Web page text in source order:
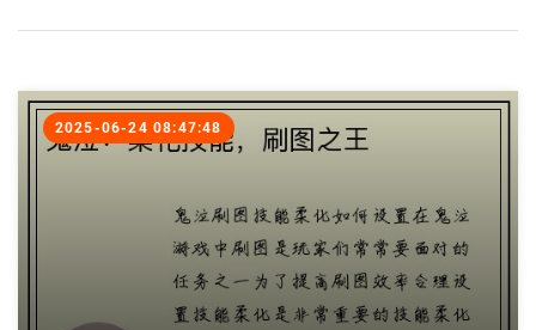
2025-06-24 08:47:48